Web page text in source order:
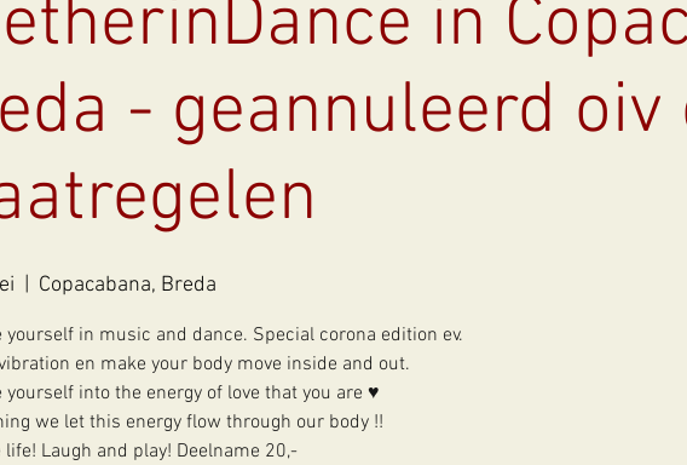
in
- geannuleerd oiv
Copacabana, Breda
yourself in music and dance. Special corona edition ev.
en make your body move inside and out.
yourself into the energy of love that you are ♥
we let this energy flow through our body !!
life! Laugh and play! Deelname 20,-